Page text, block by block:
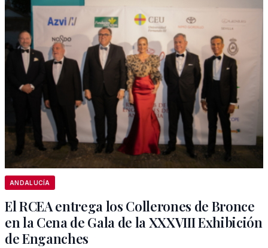
ANDALUCÍA
El RCEA entrega los Collerones de Bronce
en la Cena de Gala de la XXXVIII Exhibición
de Enganches